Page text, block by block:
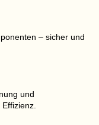
– sicher und
und